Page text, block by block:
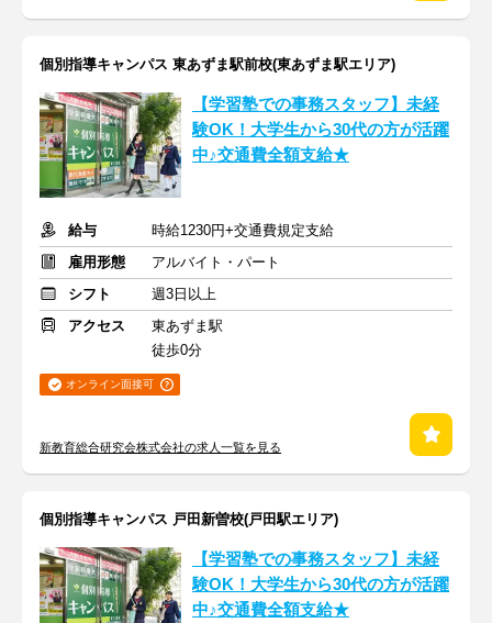
個別指導キャンパス 東あずま駅前校(東あずま駅エリア)
【学習塾での事務スタッフ】未経
験OK！大学生から30代の方が活躍
中♪交通費全額支給★
給与
時給1230円+交通費規定支給
雇用形態
アルバイト・パート
シフト
週3日以上
アクセス
東あずま駅
徒歩0分
オンライン面接可
新教育総合研究会株式会社の求人一覧を見る
個別指導キャンパス 戸田新曽校(戸田駅エリア)
【学習塾での事務スタッフ】未経
験OK！大学生から30代の方が活躍
中♪交通費全額支給★